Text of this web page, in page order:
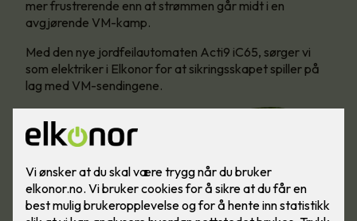
mer frustrerende enn at strømmen går midt i en
avgjørende VM-kamp.
Med den nye jordfeilautomaten Acti9 iC65, sørger vi
som elektriker i Elkonor for at sikringsskapet spiller på
lag med VM-sendingene.